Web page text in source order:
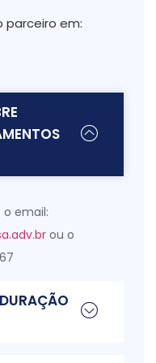
parceiro em:
o email:
ou o